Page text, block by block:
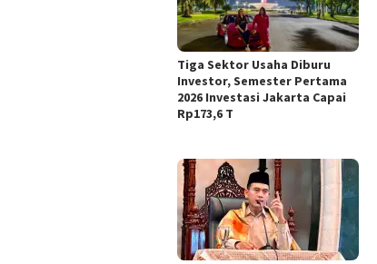
Tiga Sektor Usaha Diburu
Investor, Semester Pertama
2026 Investasi Jakarta Capai
Rp173,6 T